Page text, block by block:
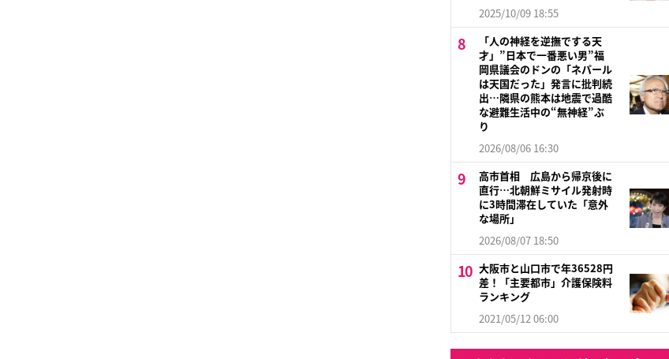
2025/10/09 18:55
「人の神経を逆撫でする天
才」”日本で一番悪い男”福
岡県議会のドンの「ネパール
は天国だった」発言に批判続
出…隣県の熊本は地震で過酷
な避難生活中の“無神経”ぶ
り
2026/08/06 16:30
高市首相 広島から帰京後に
直行…北朝鮮ミサイル発射時
に3時間滞在していた「意外
な場所」
2026/08/07 18:50
大阪市と山口市で年36528円
差！「主要都市」介護保険料
ランキング
2021/05/12 06:00